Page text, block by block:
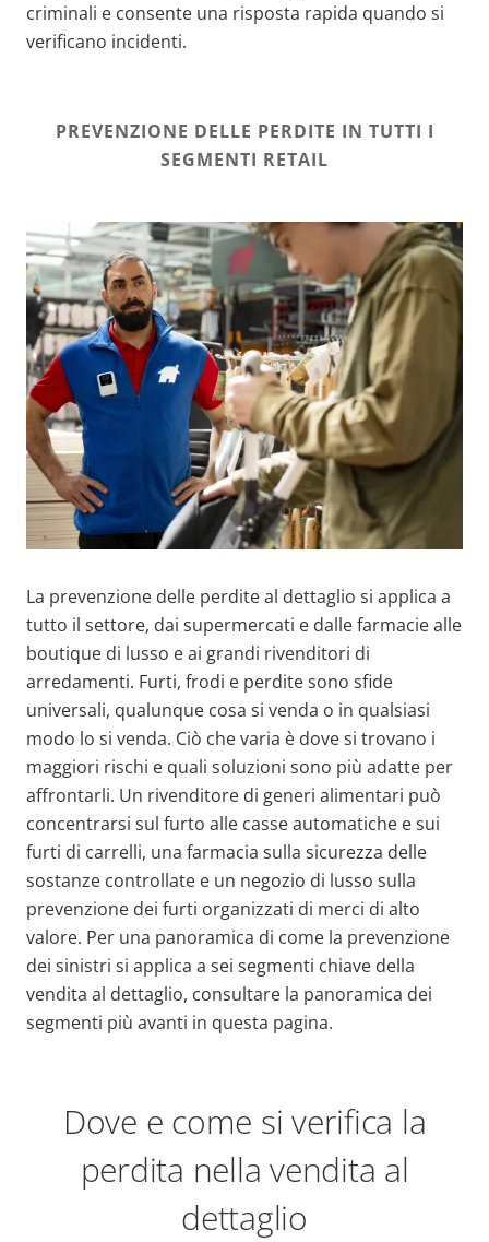
criminali e consente una risposta rapida quando si
verificano incidenti.
PREVENZIONE DELLE PERDITE IN TUTTI I
SEGMENTI RETAIL
La prevenzione delle perdite al dettaglio si applica a
tutto il settore, dai supermercati e dalle farmacie alle
boutique di lusso e ai grandi rivenditori di
arredamenti. Furti, frodi e perdite sono sfide
universali, qualunque cosa si venda o in qualsiasi
modo lo si venda. Ciò che varia è dove si trovano i
maggiori rischi e quali soluzioni sono più adatte per
affrontarli. Un rivenditore di generi alimentari può
concentrarsi sul furto alle casse automatiche e sui
furti di carrelli, una farmacia sulla sicurezza delle
sostanze controllate e un negozio di lusso sulla
prevenzione dei furti organizzati di merci di alto
valore. Per una panoramica di come la prevenzione
dei sinistri si applica a sei segmenti chiave della
vendita al dettaglio, consultare la panoramica dei
segmenti più avanti in questa pagina.
Dove e come si verifica la
perdita nella vendita al
dettaglio